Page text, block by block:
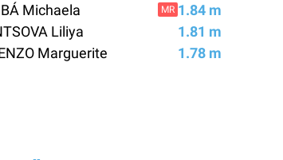
Michaela MR 1.84 m
Liliya
1.81 m
Marguerite
1.78 m